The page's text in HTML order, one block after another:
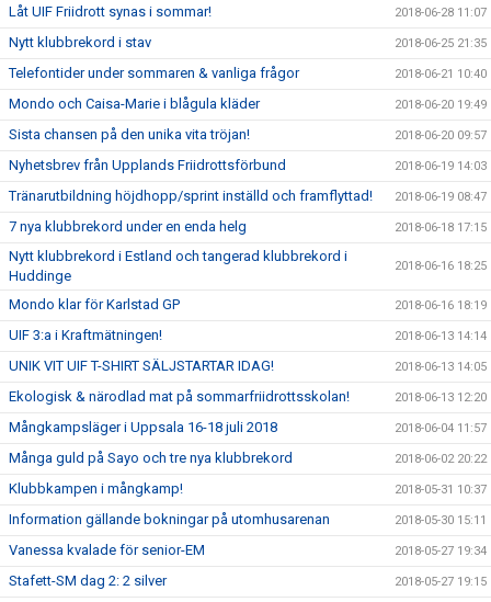
Låt UIF Friidrott synas i sommar! 2018-06-28 11:07
Nytt klubbrekord i stav 2018-06-25 21:35
Telefontider under sommaren & vanliga frågor 2018-06-21 10:40
Mondo och Caisa-Marie i blågula kläder 2018-06-20 19:49
Sista chansen på den unika vita tröjan! 2018-06-20 09:57
Nyhetsbrev från Upplands Friidrottsförbund 2018-06-19 14:03
Tränarutbildning höjdhopp/sprint inställd och framflyttad! 2018-06-19 08:47
7 nya klubbrekord under en enda helg 2018-06-18 17:15
Nytt klubbrekord i Estland och tangerad klubbrekord i
Huddinge
2018-06-16 18:25
Mondo klar för Karlstad GP 2018-06-16 18:19
UIF 3:a i Kraftmätningen! 2018-06-13 14:14
UNIK VIT UIF T-SHIRT SÄLJSTARTAR IDAG! 2018-06-13 14:05
Ekologisk & närodlad mat på sommarfriidrottsskolan! 2018-06-13 12:20
Mångkampsläger i Uppsala 16-18 juli 2018 2018-06-04 11:57
Många guld på Sayo och tre nya klubbrekord 2018-06-02 20:22
Klubbkampen i mångkamp! 2018-05-31 10:37
Information gällande bokningar på utomhusarenan 2018-05-30 15:11
Vanessa kvalade för senior-EM 2018-05-27 19:34
Stafett-SM dag 2: 2 silver 2018-05-27 19:15